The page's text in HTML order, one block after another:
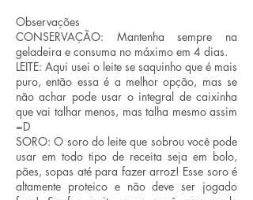
Observações
CONSERVAÇÃO: Mantenha sempre na
geladeira e consuma no máximo em 4 dias.
LEITE: Aqui usei o leite se saquinho que é mais
puro, então essa é a melhor opção, mas se
não achar pode usar o integral de caixinha
que vai talhar menos, mas talha mesmo assim
=D
SORO: O soro do leite que sobrou você pode
usar em todo tipo de receita seja em bolo,
pães, sopas até para fazer arroz! Esse soro é
altamente proteico e não deve ser jogado